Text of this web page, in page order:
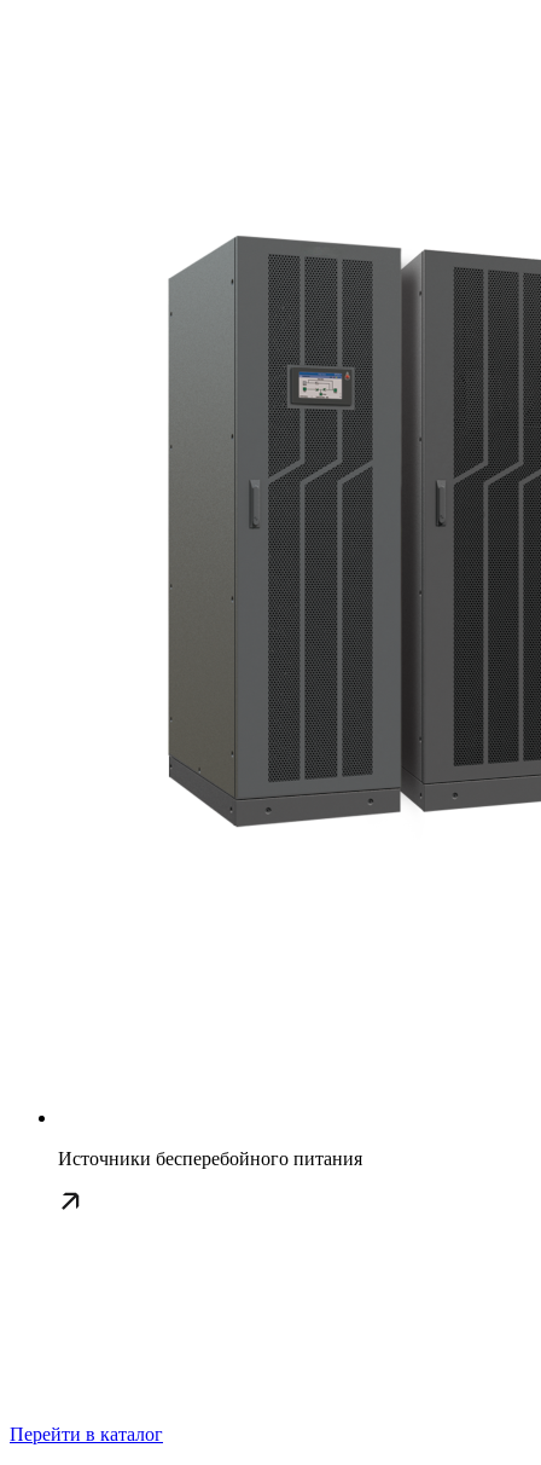
Источники бесперебойного питания
Перейти в каталог